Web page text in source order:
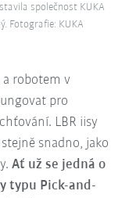
a robotem v
pro
LBR iisy
snadno, jako
Ať už se jedná o
typu Pick-and-
společnost KUKA
Fotografie: KUKA